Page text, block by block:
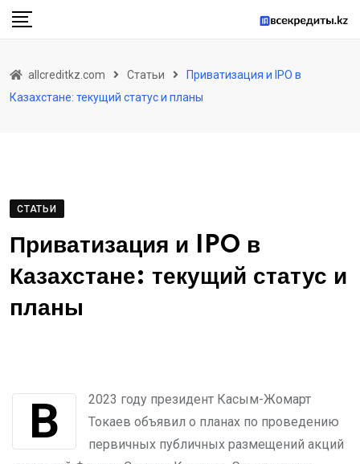
Skip
allcreditkz.com Статьи
Приватизация и IPO в
Казахстане: текущий статус и планы
СТАТЬИ
Приватизация и IPO в
Казахстане: текущий статус и
планы
В 2023 году президент Касым-Жомарт
Токаев объявил о планах по проведению
первичных публичных размещений акций